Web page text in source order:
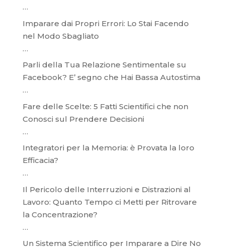
…
Imparare dai Propri Errori: Lo Stai Facendo
nel Modo Sbagliato
…
Parli della Tua Relazione Sentimentale su
Facebook? E’ segno che Hai Bassa Autostima
…
Fare delle Scelte: 5 Fatti Scientifici che non
Conosci sul Prendere Decisioni
…
Integratori per la Memoria: è Provata la loro
Efficacia?
…
Il Pericolo delle Interruzioni e Distrazioni al
Lavoro: Quanto Tempo ci Metti per Ritrovare
la Concentrazione?
…
Un Sistema Scientifico per Imparare a Dire No